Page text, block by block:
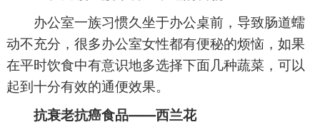
办公室一族习惯久坐于办公桌前，导致肠道蠕
动不充分，很多办公室女性都有便秘的烦恼，如果
在平时饮食中有意识地多选择下面几种蔬菜，可以
起到十分有效的通便效果。
抗衰老抗癌食品——西兰花